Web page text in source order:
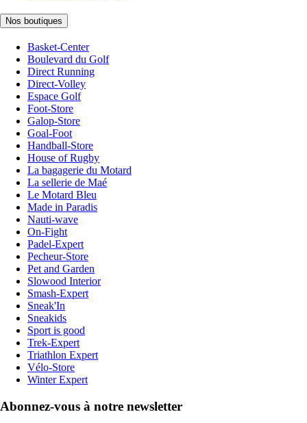
Nos boutiques
Basket-Center
Boulevard du Golf
Direct Running
Direct-Volley
Espace Golf
Foot-Store
Galop-Store
Goal-Foot
Handball-Store
House of Rugby
La bagagerie du Motard
La sellerie de Maé
Le Motard Bleu
Made in Paradis
Nauti-wave
On-Fight
Padel-Expert
Pecheur-Store
Pet and Garden
Slowood Interior
Smash-Expert
Sneak'In
Sneakids
Sport is good
Trek-Expert
Triathlon Expert
Vélo-Store
Winter Expert
Abonnez-vous à notre newsletter